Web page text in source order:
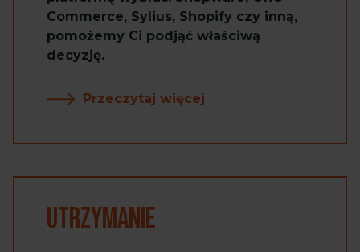
Commerce, Sylius, Shopify czy inną,
pomożemy Ci podjąć właściwą
decyzję.
Przeczytaj więcej
Utrzymanie